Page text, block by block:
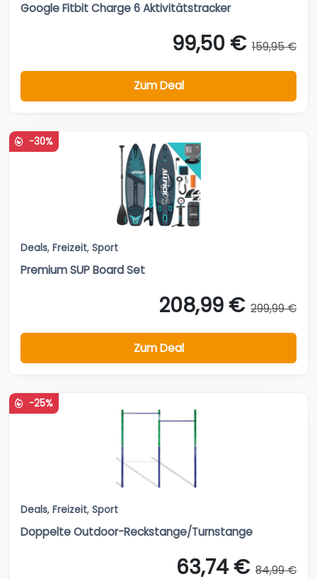
Google Fitbit Charge 6 Aktivitätstracker
99,50 € 159,95 €
Zum Deal
-30%
Deals, Freizeit, Sport
Premium SUP Board Set
208,99 € 299,99 €
Zum Deal
-25%
Deals, Freizeit, Sport
Doppelte Outdoor-Reckstange/Turnstange
63,74 € 84,99 €